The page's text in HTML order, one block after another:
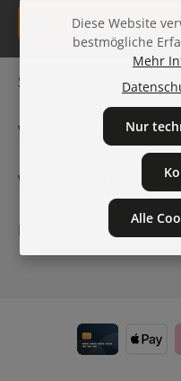
E-Mail-Adresse*
Datenschutz
Ich habe die
genommen und dieAGB
einverstanden.
Die mit einem Stern (*)
Pflichtfelder.
Service-Hotline
Versand & Lieferung
Weitere Informationen
Folge uns
Diese Website
bestmögliche
Mehr
Nur
Alle